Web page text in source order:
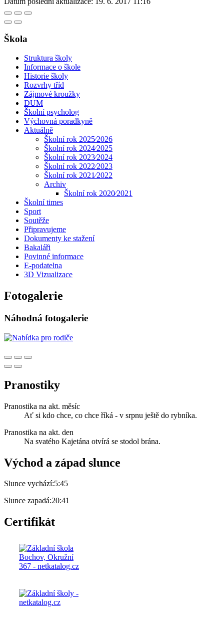
Škola
Struktura školy
Informace o škole
Historie školy
Rozvrhy tříd
Zájmové kroužky
DUM
Školní psycholog
Výchovná poradkyně
Aktuálně
Školní rok 2025⁄2026
Školní rok 2024⁄2025
Školní rok 2023⁄2024
Školní rok 2022⁄2023
Školní rok 2021⁄2022
Archiv
Školní rok 2020⁄2021
Školní times
Sport
Soutěže
Připravujeme
Dokumenty ke stažení
Bakaláři
Povinné informace
E-podatelna
3D Vizualizace
Fotogalerie
Náhodná fotogalerie
Pranostiky
Pranostika na akt. měsíc
Ať si kdo chce, co chce říká - v srpnu ještě do rybníka.
Pranostika na akt. den
Na svatého Kajetána otvírá se stodol brána.
Východ a západ slunce
Slunce vychází:5:45
Slunce zapadá:20:41
Certifikát